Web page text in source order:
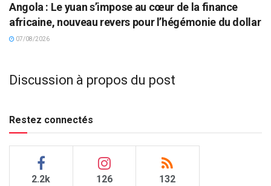
Angola : Le yuan s’impose au cœur de la finance
africaine, nouveau revers pour l’hégémonie du dollar
07/08/2026
Discussion à propos du post
Restez connectés
2.2k 126 132